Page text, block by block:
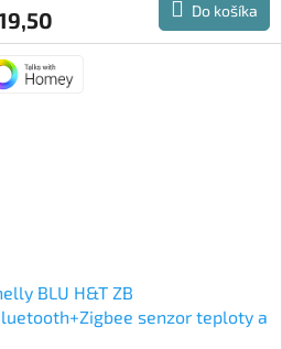
Do košíka
BLU H&T ZB
senzor teploty a